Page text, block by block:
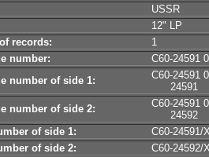
USSR
12" LP
records:
1
number:
С60-24591
number of side 1:
С60-24591
24591
number of side 2:
С60-24591
24592
of side 1:
С60-24591/
of side 2:
С60-24592/